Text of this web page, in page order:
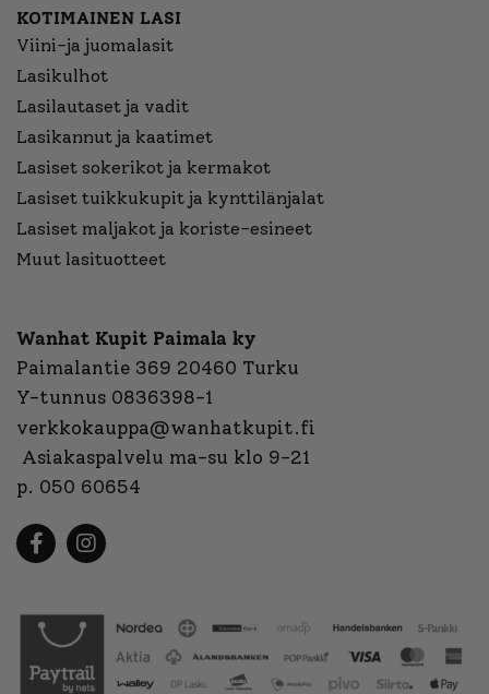
KOTIMAINEN LASI
Viini-ja juomalasit
Lasikulhot
Lasilautaset ja vadit
Lasikannut ja kaatimet
Lasiset sokerikot ja kermakot
Lasiset tuikkukupit ja kynttilänjalat
Lasiset maljakot ja koriste-esineet
Muut lasituotteet
Wanhat Kupit Paimala ky
Paimalantie 369 20460 Turku
Y-tunnus 0836398-1
verkkokauppa@wanhatkupit.fi
Asiakaspalvelu ma-su klo 9-21
p. 050 60654